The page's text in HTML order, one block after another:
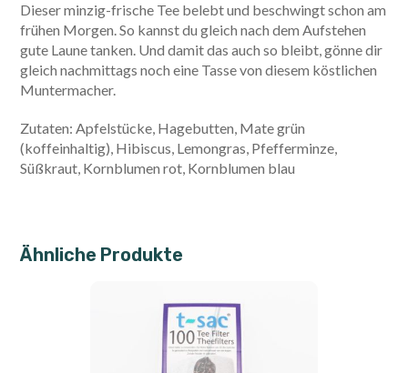
Dieser minzig-frische Tee belebt und beschwingt schon am
frühen Morgen. So kannst du gleich nach dem Aufstehen
gute Laune tanken. Und damit das auch so bleibt, gönne dir
gleich nachmittags noch eine Tasse von diesem köstlichen
Muntermacher.
Zutaten: Apfelstücke, Hagebutten, Mate grün
(koffeinhaltig), Hibiscus, Lemongras, Pfefferminze,
Süßkraut, Kornblumen rot, Kornblumen blau
Ähnliche Produkte